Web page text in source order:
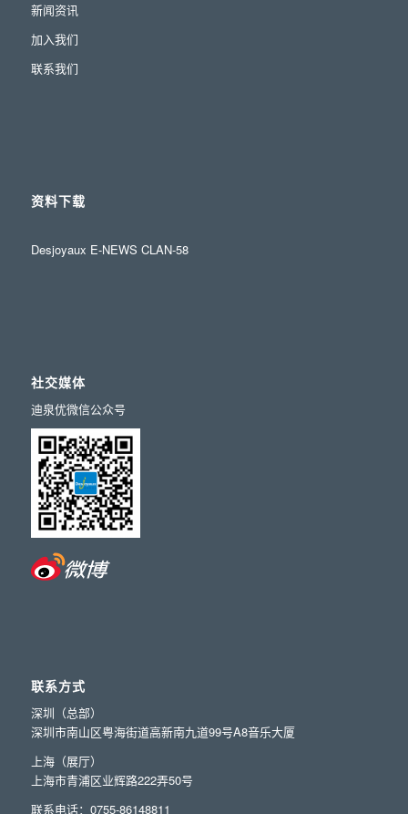
新闻资讯
加入我们
联系我们
资料下载
Desjoyaux E-NEWS CLAN-58
社交媒体
迪泉优微信公众号
联系方式
深圳（总部）
深圳市南山区粤海街道高新南九道99号A8音乐大厦
上海（展厅）
上海市青浦区业辉路222弄50号
联系电话：0755-86148811